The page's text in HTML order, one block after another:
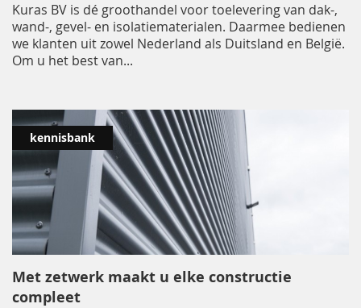
Kuras BV is dé groothandel voor toelevering van dak-,
wand-, gevel- en isolatiematerialen. Daarmee bedienen
we klanten uit zowel Nederland als Duitsland en België.
Om u het best van...
kennisbank
Met zetwerk maakt u elke constructie
compleet